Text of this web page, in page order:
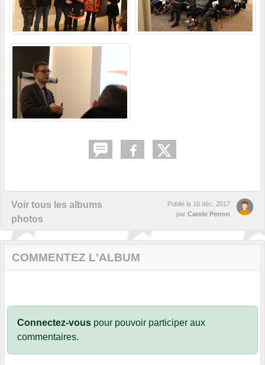
Voir tous les albums
photos
Publié le 16 déc. 2017
par Carole Perron
COMMENTEZ L'ALBUM
Connectez-vous pour pouvoir participer aux
commentaires.